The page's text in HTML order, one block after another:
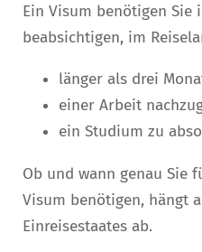
Ein Visum benötigen Sie
beabsichtigen, im
länger als drei
einer Arbeit
ein Studium zu
Ob und wann genau Sie
Visum benötigen, hängt
Einreisestaates ab.